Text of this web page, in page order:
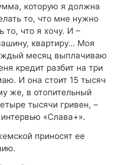
которую я должна
то, что мне нужно
то, что я хочу. И –
квартиру… Моя
месяц выплачиваю
кредит разбит на три
И она стоит 15 тысяч
же, в отопительный
тысячи гривен, –
«Слава+».
приносят ее